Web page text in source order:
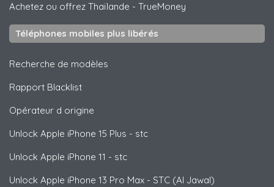
Achetez ou offrez Thaïlande - TrueMoney
Téléphones mobiles plus libérés
Recherche de modèles
Rapport Blacklist
Opérateur d origine
Unlock Apple iPhone 15 Plus - stc
Unlock Apple iPhone 11 - stc
Unlock Apple iPhone 13 Pro Max - STC (Al Jawal)